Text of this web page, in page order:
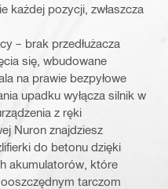
każdej pozycji, zwłaszcza
– brak przedłużacza
się, wbudowane
na prawie bezpyłowe
upadku wyłącza silnik w
z ręki
Nuron znajdziesz
do betonu dzięki
akumulatorów, które
tarczom